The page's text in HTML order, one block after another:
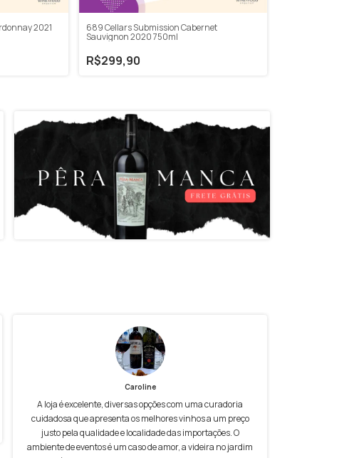
2021 689 Cellars Submission Cabernet
Sauvignon 2020 750ml
R$299,90
Caroline
A loja é excelente, diversas opções com uma curadoria
cuidadosa que apresenta os melhores vinhos a um preço
justo pela qualidade e localidade das importações. O
ambiente de eventos é um caso de amor, a videira no jardim